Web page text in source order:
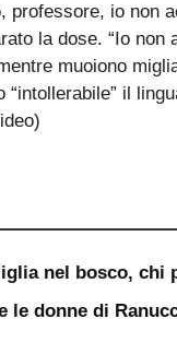
professore, io non
la dose. “Io
muoiono
il
nel bosco, chi
le donne di